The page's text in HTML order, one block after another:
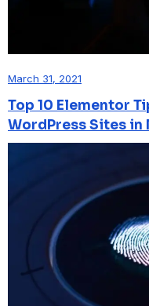
March 31, 2021
Top 10 Elementor
WordPress Sites in